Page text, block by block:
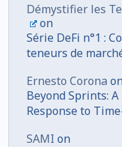
Démystifier les
on
Série DeFi n°1 :
teneurs de
Ernesto Corona
Beyond Sprints:
Response to
SAMI on